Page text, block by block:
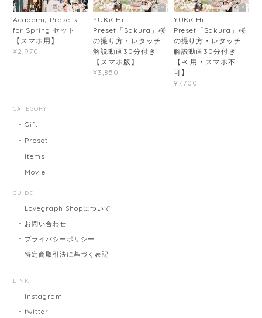
Academy Presets
for Spring セット
【スマホ用】
¥2,970
YUKiCHi
Preset「Sakura」桜
の撮り方・レタッチ
解説動画30分付き
【スマホ版】
¥3,850
YUKiCHi
Preset「Sakura」桜
の撮り方・レタッチ
解説動画30分付き
【PC用・スマホ不
可】
¥7,700
CATEGORY
Gift
Preset
Items
Movie
GUIDE
Lovegraph Shopについて
お問い合わせ
プライバシーポリシー
特定商取引法に基づく表記
LINK
Instagram
twitter